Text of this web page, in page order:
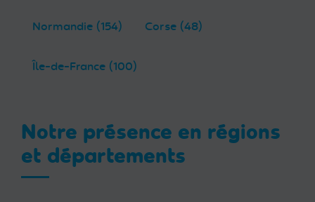
Normandie (154) Corse (48)
Île-de-France (100)
Notre présence en régions
et départements